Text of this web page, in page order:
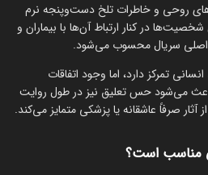
روحی و خاطرات تلخ دست‌وپنجه نرم
در کنار ارتباط آن‌ها با بیماران و
اصلی سریال محسوب می‌شود.
تمرکز دارد، اما وجود اتفاقات
باعث می‌شود حس تعلیق نیز در طول روایت
صرفاً عاشقانه یا پزشکی متمایز می‌کند.
مناسب است؟